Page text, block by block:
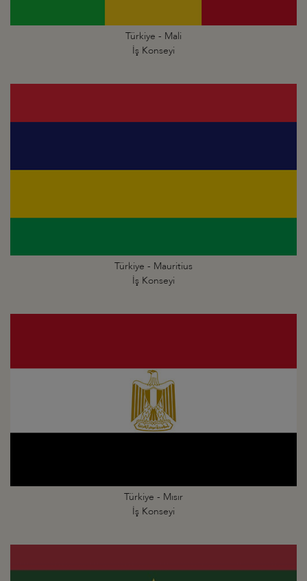
Türkiye - Mali
İş Konseyi
Türkiye - Mauritius
İş Konseyi
Türkiye - Mısır
İş Konseyi